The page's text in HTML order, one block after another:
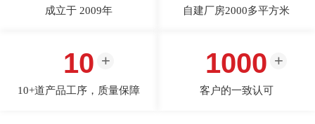
成立于 2009年 自建厂房2000多平方米
10
10+道产品工序，质量保障
1000
客户的一致认可